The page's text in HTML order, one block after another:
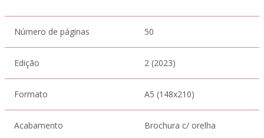
Número de páginas 50
Edição 2 (2023)
Formato A5 (148x210)
Acabamento Brochura c/ orelha